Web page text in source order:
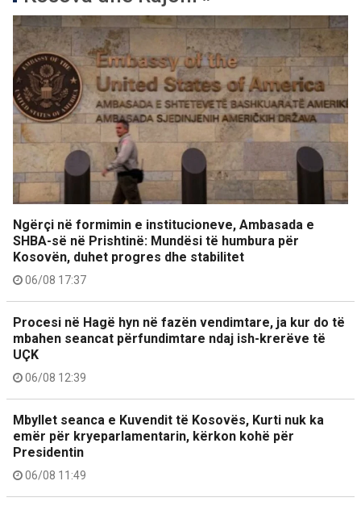
Ngërçi në formimin e institucioneve, Ambasada e
SHBA-së në Prishtinë: Mundësi të humbura për
Kosovën, duhet progres dhe stabilitet
06/08 17:37
Procesi në Hagë hyn në fazën vendimtare, ja kur do të
mbahen seancat përfundimtare ndaj ish-krerëve të
UÇK
06/08 12:39
Mbyllet seanca e Kuvendit të Kosovës, Kurti nuk ka
emër për kryeparlamentarin, kërkon kohë për
Presidentin
06/08 11:49